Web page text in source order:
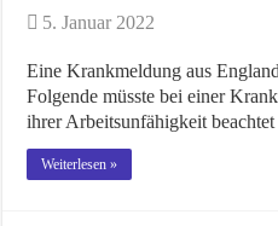
5. Januar 2022
Eine Krankmeldung aus
Folgende müsste bei einer
ihrer Arbeitsunfähigkeit
Weiterlesen »